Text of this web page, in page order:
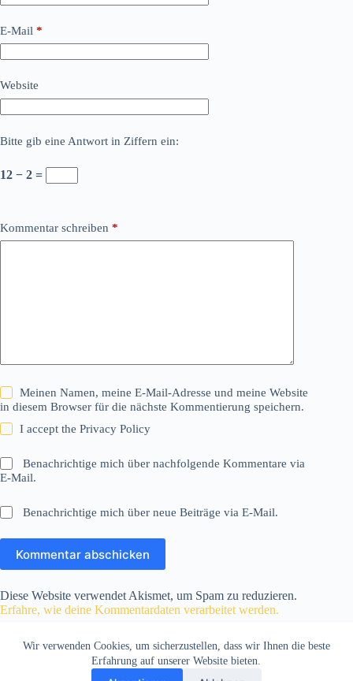
Wir verwenden Cookies, um sicherzustellen, dass wir Ihnen die beste
Erfahrung auf unserer Website bieten.
E-Mail *
Website
Bitte gib eine Antwort in Ziffern ein:
12 − 2 =
Kommentar schreiben *
Meinen Namen, meine E-Mail-Adresse und meine Website
in diesem Browser für die nächste Kommentierung speichern.
I accept thePrivacy Policy
Benachrichtige mich über nachfolgende Kommentare via
E-Mail.
Benachrichtige mich über neue Beiträge via E-Mail.
Kommentar abschicken
Diese Website verwendet Akismet, um Spam zu reduzieren.
Erfahre, wie deine Kommentardaten verarbeitet werden.